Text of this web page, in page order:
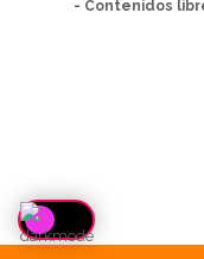
- Contenidos